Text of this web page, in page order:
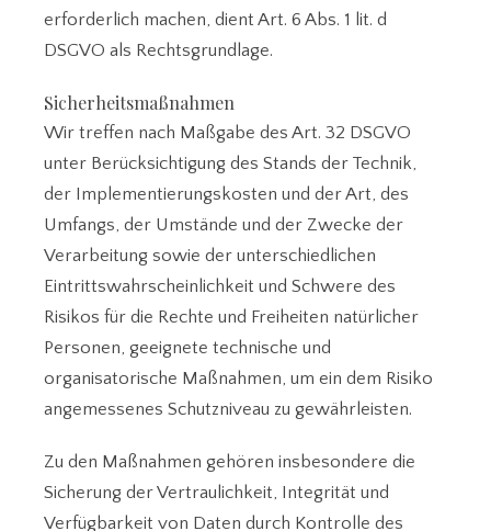
erforderlich machen, dient Art. 6 Abs. 1 lit. d
DSGVO als Rechtsgrundlage.
Sicherheitsmaßnahmen
Wir treffen nach Maßgabe des Art. 32 DSGVO
unter Berücksichtigung des Stands der Technik,
der Implementierungskosten und der Art, des
Umfangs, der Umstände und der Zwecke der
Verarbeitung sowie der unterschiedlichen
Eintrittswahrscheinlichkeit und Schwere des
Risikos für die Rechte und Freiheiten natürlicher
Personen, geeignete technische und
organisatorische Maßnahmen, um ein dem Risiko
angemessenes Schutzniveau zu gewährleisten.
Zu den Maßnahmen gehören insbesondere die
Sicherung der Vertraulichkeit, Integrität und
Verfügbarkeit von Daten durch Kontrolle des